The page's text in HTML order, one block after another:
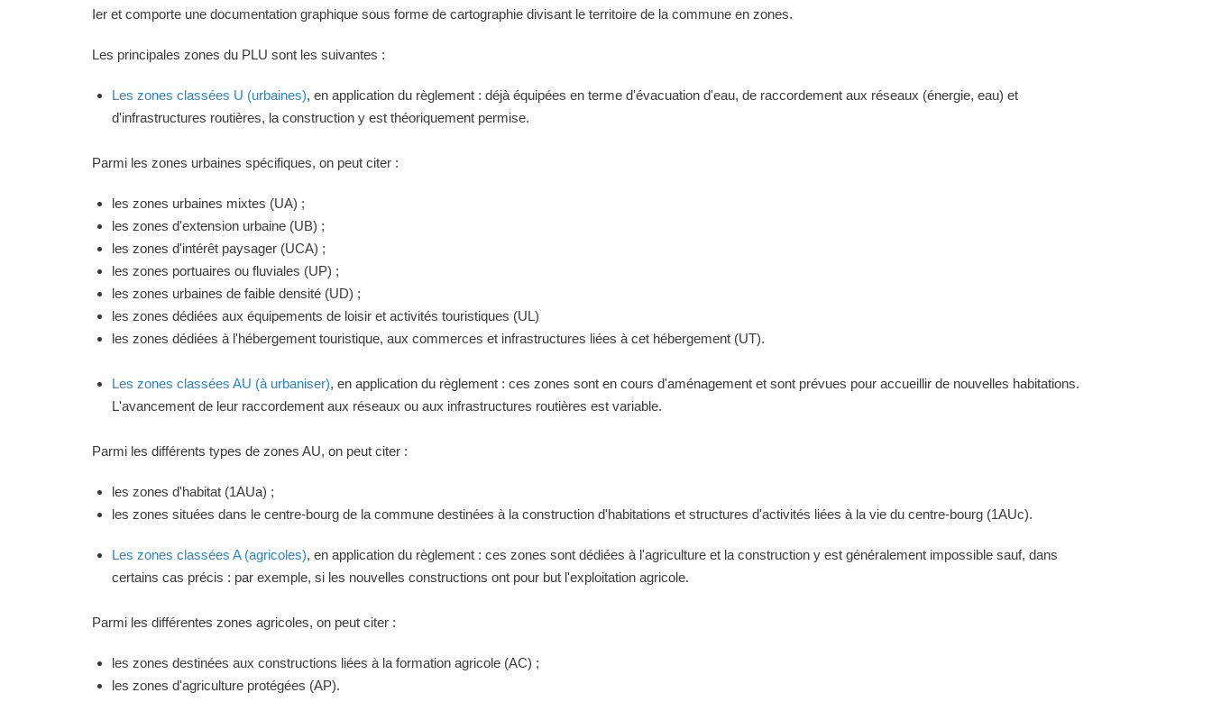
Ier et comporte une documentation graphique sous forme de cartographie divisant le territoire de la commune en zones.
Les principales zones du PLU sont les suivantes :
Les zones classées U (urbaines), en application du règlement : déjà équipées en terme d'évacuation d'eau, de raccordement aux réseaux (énergie, eau) et
d'infrastructures routières, la construction y est théoriquement permise.
Parmi les zones urbaines spécifiques, on peut citer :
les zones urbaines mixtes (UA) ;
les zones d'extension urbaine (UB) ;
les zones d'intérêt paysager (UCA) ;
les zones portuaires ou fluviales (UP) ;
les zones urbaines de faible densité (UD) ;
les zones dédiées aux équipements de loisir et activités touristiques (UL)
les zones dédiées à l'hébergement touristique, aux commerces et infrastructures liées à cet hébergement (UT).
Les zones classées AU (à urbaniser), en application du règlement : ces zones sont en cours d'aménagement et sont prévues pour accueillir de nouvelles habitations.
L'avancement de leur raccordement aux réseaux ou aux infrastructures routières est variable.
Parmi les différents types de zones AU, on peut citer :
les zones d'habitat (1AUa) ;
les zones situées dans le centre-bourg de la commune destinées à la construction d'habitations et structures d'activités liées à la vie du centre-bourg (1AUc).
Les zones classées A (agricoles), en application du règlement : ces zones sont dédiées à l'agriculture et la construction y est généralement impossible sauf, dans
certains cas précis : par exemple, si les nouvelles constructions ont pour but l'exploitation agricole.
Parmi les différentes zones agricoles, on peut citer :
les zones destinées aux constructions liées à la formation agricole (AC) ;
les zones d'agriculture protégées (AP).